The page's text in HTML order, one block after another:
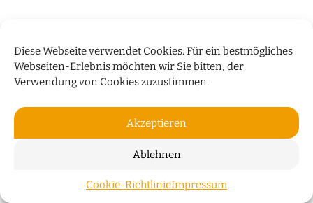
Diese Webseite verwendet Cookies. Für ein bestmögliches
Webseiten-Erlebnis möchten wir Sie bitten, der
Verwendung von Cookies zuzustimmen.
Akzeptieren
Ablehnen
Cookie-RichtlinieImpressum